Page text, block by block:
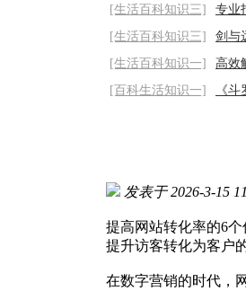
[生活百科知识三]
专业指
[生活百科知识三]
剑与远
[生活百科知识一]
高效解
[百科生活知识一]
《斗
发表于 2026-3-15
提高网站转化率的6个
提升访客转化为客户
在数字营销的时代，